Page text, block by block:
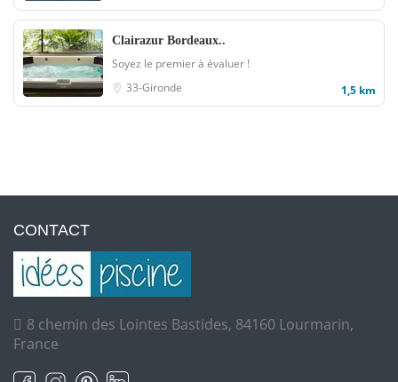
Clairazur Bordeaux..
Soyez le premier à évaluer !
33-Gironde
1,5 km
CONTACT
8 chemin des Lointes Bastides, 84160 Lourmarin,
France